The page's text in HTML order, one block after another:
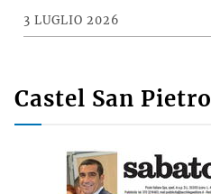
3 LUGLIO 2026
Castel San Pietro